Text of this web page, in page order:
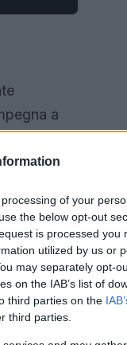
of your
the below opt-out
is processed you
utilized by us or
may separately opt-
on the IAB’s list of
third parties on the
third parties.
a
nostra
mandato